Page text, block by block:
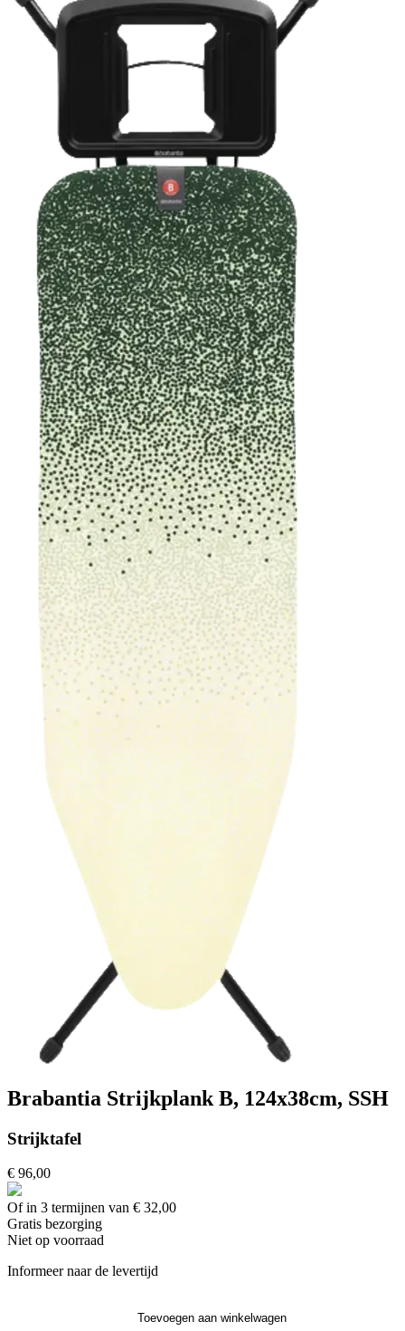
Brabantia Strijkplank B, 124x38cm, SSH
Strijktafel
€ 96,00
Of in 3 termijnen van € 32,00
Gratis bezorging
Niet op voorraad
Informeer naar de levertijd
Toevoegen aan winkelwagen